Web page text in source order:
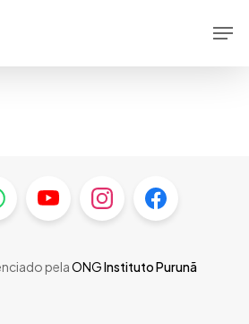
pelaONGInstituto Purunã